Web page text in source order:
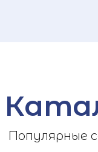
Популярные